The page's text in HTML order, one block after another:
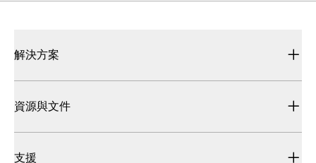
解決方案
資源與文件
支援